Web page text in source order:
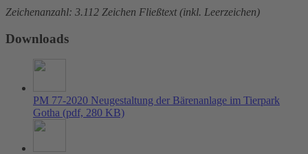
Zeichenanzahl: 3.112 Zeichen Fließtext (inkl. Leerzeichen)
Downloads
PM 77-2020 Neugestaltung der Bärenanlage im Tierpark
Gotha (pdf, 280 KB)